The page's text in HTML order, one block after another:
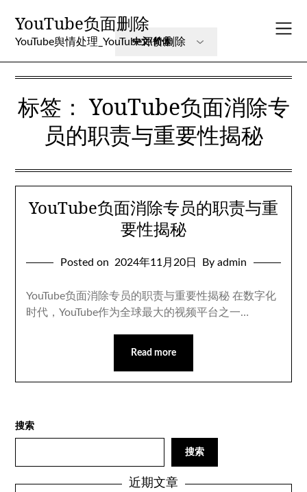
content
YouTube负面删除
YouTube舆情处理_YouTube评价删除
标签：YouTube负面消除专
员的职责与重要性揭秘
YouTube负面消除专员的职责与重
要性揭秘
Posted on 2024年11月20日 By admin
YouTube负面消除专员的职责与重要性揭秘 在数字化
时代，YouTube作为全球最大的视频平台之一…
Read more
搜索
搜索
近期文章